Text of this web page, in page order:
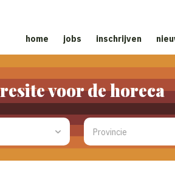
home jobs inschrijven
voor de horeca